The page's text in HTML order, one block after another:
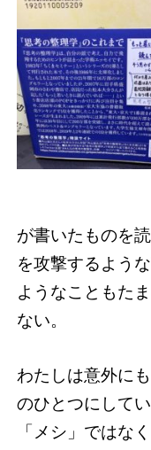
が書いたものを
を攻撃するよう
ようなこともた
ない。
わたしは意外に
のひとつにして
「メシ」ではな